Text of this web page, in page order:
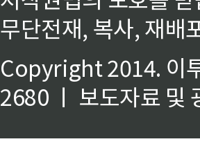
무단전재, 복사, 재배
Copyright 2014. 이
2680 ㅣ 보도자료